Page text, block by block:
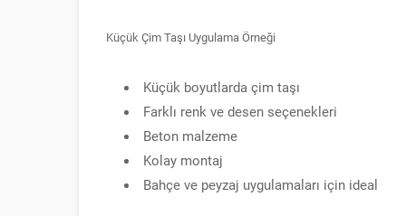
Küçük Çim Taşı Uygulama Örneği
Küçük boyutlarda çim taşı
Farklı renk ve desen seçenekleri
Beton malzeme
Kolay montaj
Bahçe ve peyzaj uygulamaları için ideal